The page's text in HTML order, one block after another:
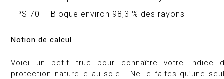
FPS 70
Bloque environ 98,3 % des rayons
Notion de calcul
Voici un petit truc pour connaître votre indice
protection naturelle au soleil. Ne le faites qu’une